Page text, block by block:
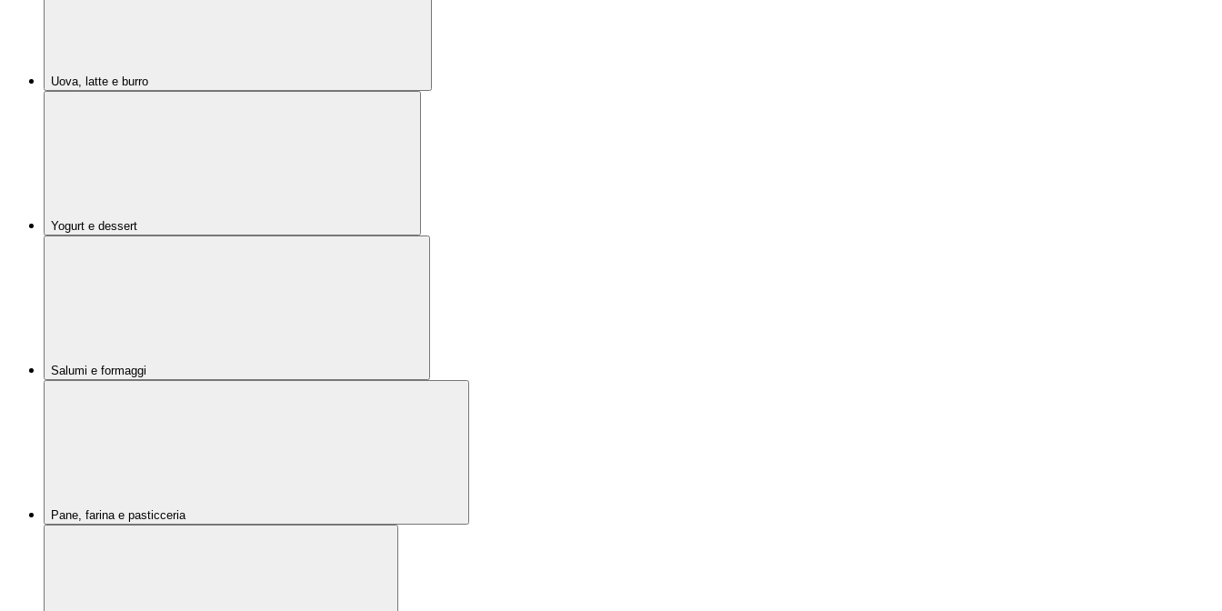
Uova, latte e burro
Yogurt e dessert
Salumi e formaggi
Pane, farina e pasticceria